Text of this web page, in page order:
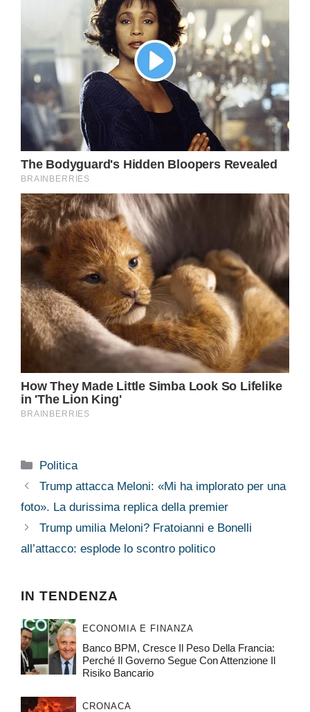
Categorie
Politica
Trump attacca Meloni: «Mi ha implorato per una
foto». La durissima replica della premier
Trump umilia Meloni? Fratoianni e Bonelli
all’attacco: esplode lo scontro politico
IN TENDENZA
ECONOMIA E FINANZA
Banco BPM, Cresce Il Peso Della Francia:
Perché Il Governo Segue Con Attenzione Il
Risiko Bancario
CRONACA